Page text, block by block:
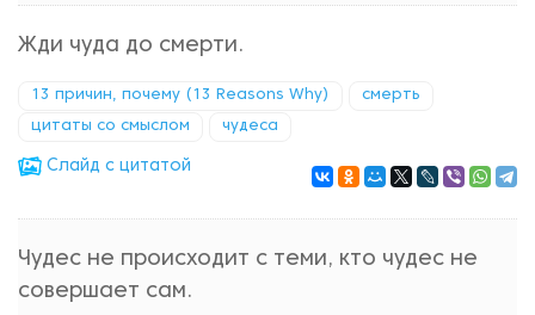
Жди чуда до смерти.
13 причин, почему (13 Reasons Why) смерть
цитаты со смыслом чудеса
Cлайд с цитатой
Чудес не происходит с теми, кто чудес не
совершает сам.